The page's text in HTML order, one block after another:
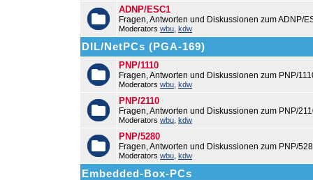
ADNP/ESC1
Fragen, Antworten und Diskussionen zum ADNP/
Moderators wbu kdw
DIL/NetPCs (PGA-169)
PNP/1110
Fragen, Antworten und Diskussionen zum PNP/
Moderators wbu kdw
PNP/2110
Fragen, Antworten und Diskussionen zum PNP/
Moderators wbu kdw
PNP/5280
Fragen, Antworten und Diskussionen zum PNP/
Moderators wbu kdw
Embedded-Box-PCs